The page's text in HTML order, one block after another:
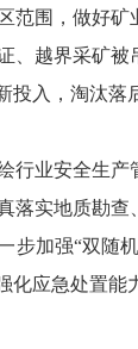
围，做好
越界采矿
入，淘汰落
行业安全生
落实地质勘
步加强“双随
应急处置能